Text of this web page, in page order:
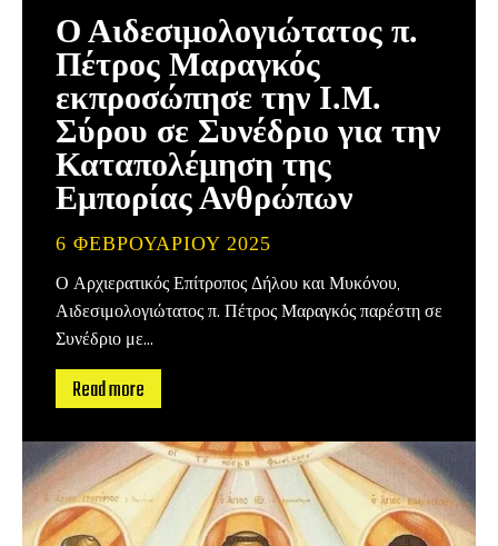
Ο Αιδεσιμολογιώτατος π.
Πέτρος Μαραγκός
εκπροσώπησε την Ι.Μ.
Σύρου σε Συνέδριο για την
Καταπολέμηση της
Εμπορίας Ανθρώπων
6 ΦΕΒΡΟΥΑΡΊΟΥ 2025
Ο Αρχιερατικός Επίτροπος Δήλου και Μυκόνου,
Αιδεσιμολογιώτατος π. Πέτρος Μαραγκός παρέστη σε
Συνέδριο με...
Read more